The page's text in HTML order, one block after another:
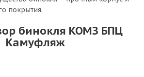
покрытия.
бинокля КОМЗ БПЦ
Камуфляж